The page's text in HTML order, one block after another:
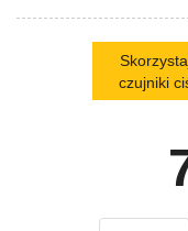
czujniki